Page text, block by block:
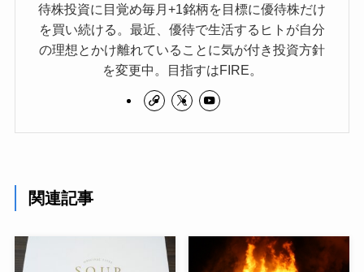
待株投資に目覚め毎月+1銘柄を目標に優待株だけ
を買い続ける。最近、優待で生活するヒトが自分
の理想とかけ離れていることに気が付き投資方針
を変更中。目指すはFIRE。
関連記事